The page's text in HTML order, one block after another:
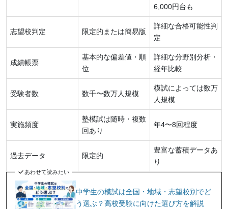
6,000円台も
志望校判定 限定的または簡易版
詳細な合格可能性判
定
成績帳票
基本的な偏差値・順
位
詳細な分野別分析・
経年比較
受験者数 数千〜数万人規模
模試によっては数万
人規模
実施頻度
塾模試は随時・複数
回あり
年4〜8回程度
過去データ 限定的
豊富な蓄積データあ
り
あわせて読みたい
中学生の模試は全国・地域・志望校別でど
う選ぶ？高校受験に向けた選び方を解説